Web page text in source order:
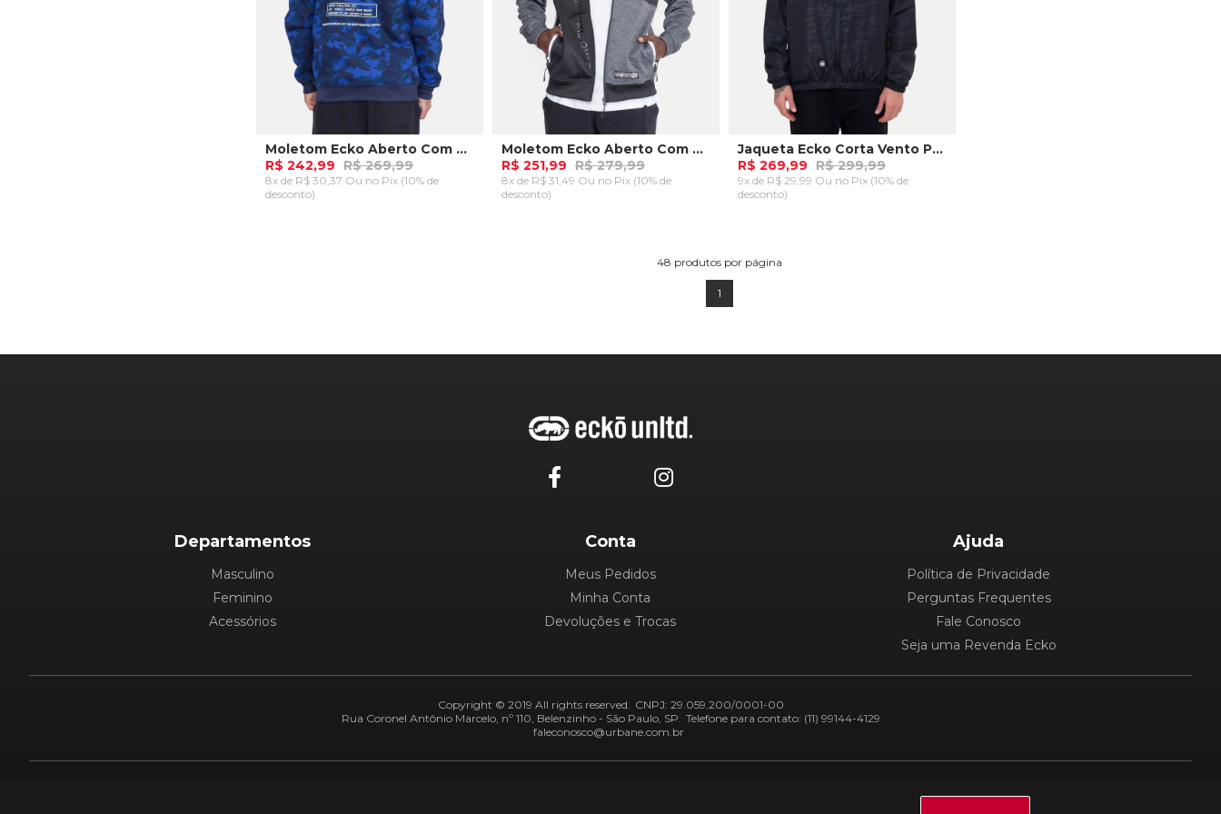
Moletom Ecko Aberto Com Capuz Camuflado Azul Marinho
R$ 242,99 R$ 269,99
8x de R$ 30,37 Ou no Pix (10% de
desconto)
Moletom Ecko Aberto Com Capuz Recortado Preto Mescla
R$ 251,99 R$ 279,99
8x de R$ 31,49 Ou no Pix (10% de
desconto)
Jaqueta Ecko Corta Vento Preta
R$ 269,99 R$ 299,99
9x de R$ 29,99 Ou no Pix (10% de
desconto)
48 produtos por página
1
Departamentos
Masculino
Feminino
Acessórios
Conta
Meus Pedidos
Minha Conta
Devoluções e Trocas
Ajuda
Política de Privacidade
Perguntas Frequentes
Fale Conosco
Seja uma Revenda Ecko
Copyright © 2019 All rights reserved. CNPJ: 29.059.200/0001-00
Rua Coronel Antônio Marcelo, nº 110, Belenzinho - São Paulo, SP. Telefone para contato: (11) 99144-4129
faleconosco@urbane.com.br